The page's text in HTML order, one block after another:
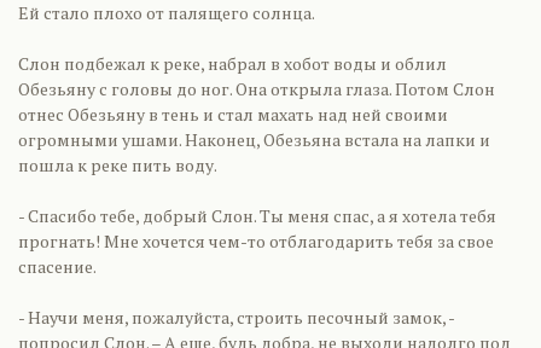
Ей стало плохо от палящего солнца.
Слон подбежал к реке, набрал в хобот воды и облил
Обезьяну с головы до ног. Она открыла глаза. Потом Слон
отнес Обезьяну в тень и стал махать над ней своими
огромными ушами. Наконец, Обезьяна встала на лапки и
пошла к реке пить воду.
- Спасибо тебе, добрый Слон. Ты меня спас, а я хотела тебя
прогнать! Мне хочется чем-то отблагодарить тебя за свое
спасение.
- Научи меня, пожалуйста, строить песочный замок, -
попросил Слон. – А еще, будь добра, не выходи надолго под